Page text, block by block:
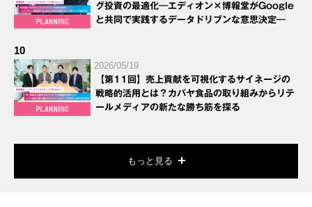
グ投資の最適化―エディオン×博報堂がGoogle
と共同で実践するデータドリブンな意思決定―
10
2026/05/19
【第11回】売上貢献を可視化するサイネージの
戦略的活用とは？カバヤ食品の取り組みからリテ
ールメディアの新たな勝ち筋を探る
もっと見る